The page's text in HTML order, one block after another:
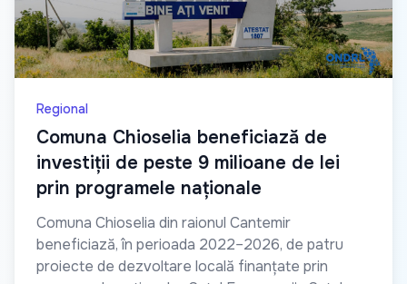
Regional
Comuna Chioselia beneficiază de
investiții de peste 9 milioane de lei
prin programele naționale
Comuna Chioselia din raionul Cantemir
beneficiază, în perioada 2022–2026, de patru
proiecte de dezvoltare locală finanțate prin